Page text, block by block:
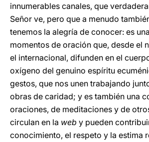
innumerables canales, que
Señor ve, pero que a menudo
tenemos la alegría de conocer: es
momentos de oración que, desde el
el internacional, difunden en el
oxígeno del genuino espíritu
gestos, que nos unen trabajando
obras de caridad; y es también una
oraciones, de meditaciones y de
circulan en la web y pueden
conocimiento, el respeto y la estima